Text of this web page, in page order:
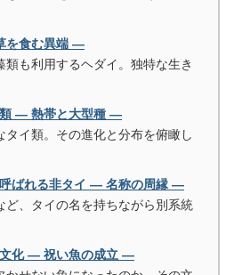
を食む異端 ―
類も利用するヘダイ。独特な生き
― 熱帯と大型種 ―
タイ類。その進化と分布を俯瞰し
ばれる非タイ ― 名称の周縁 ―
ど、タイの名を持ちながら別系統
化 ― 祝い魚の成立 ―